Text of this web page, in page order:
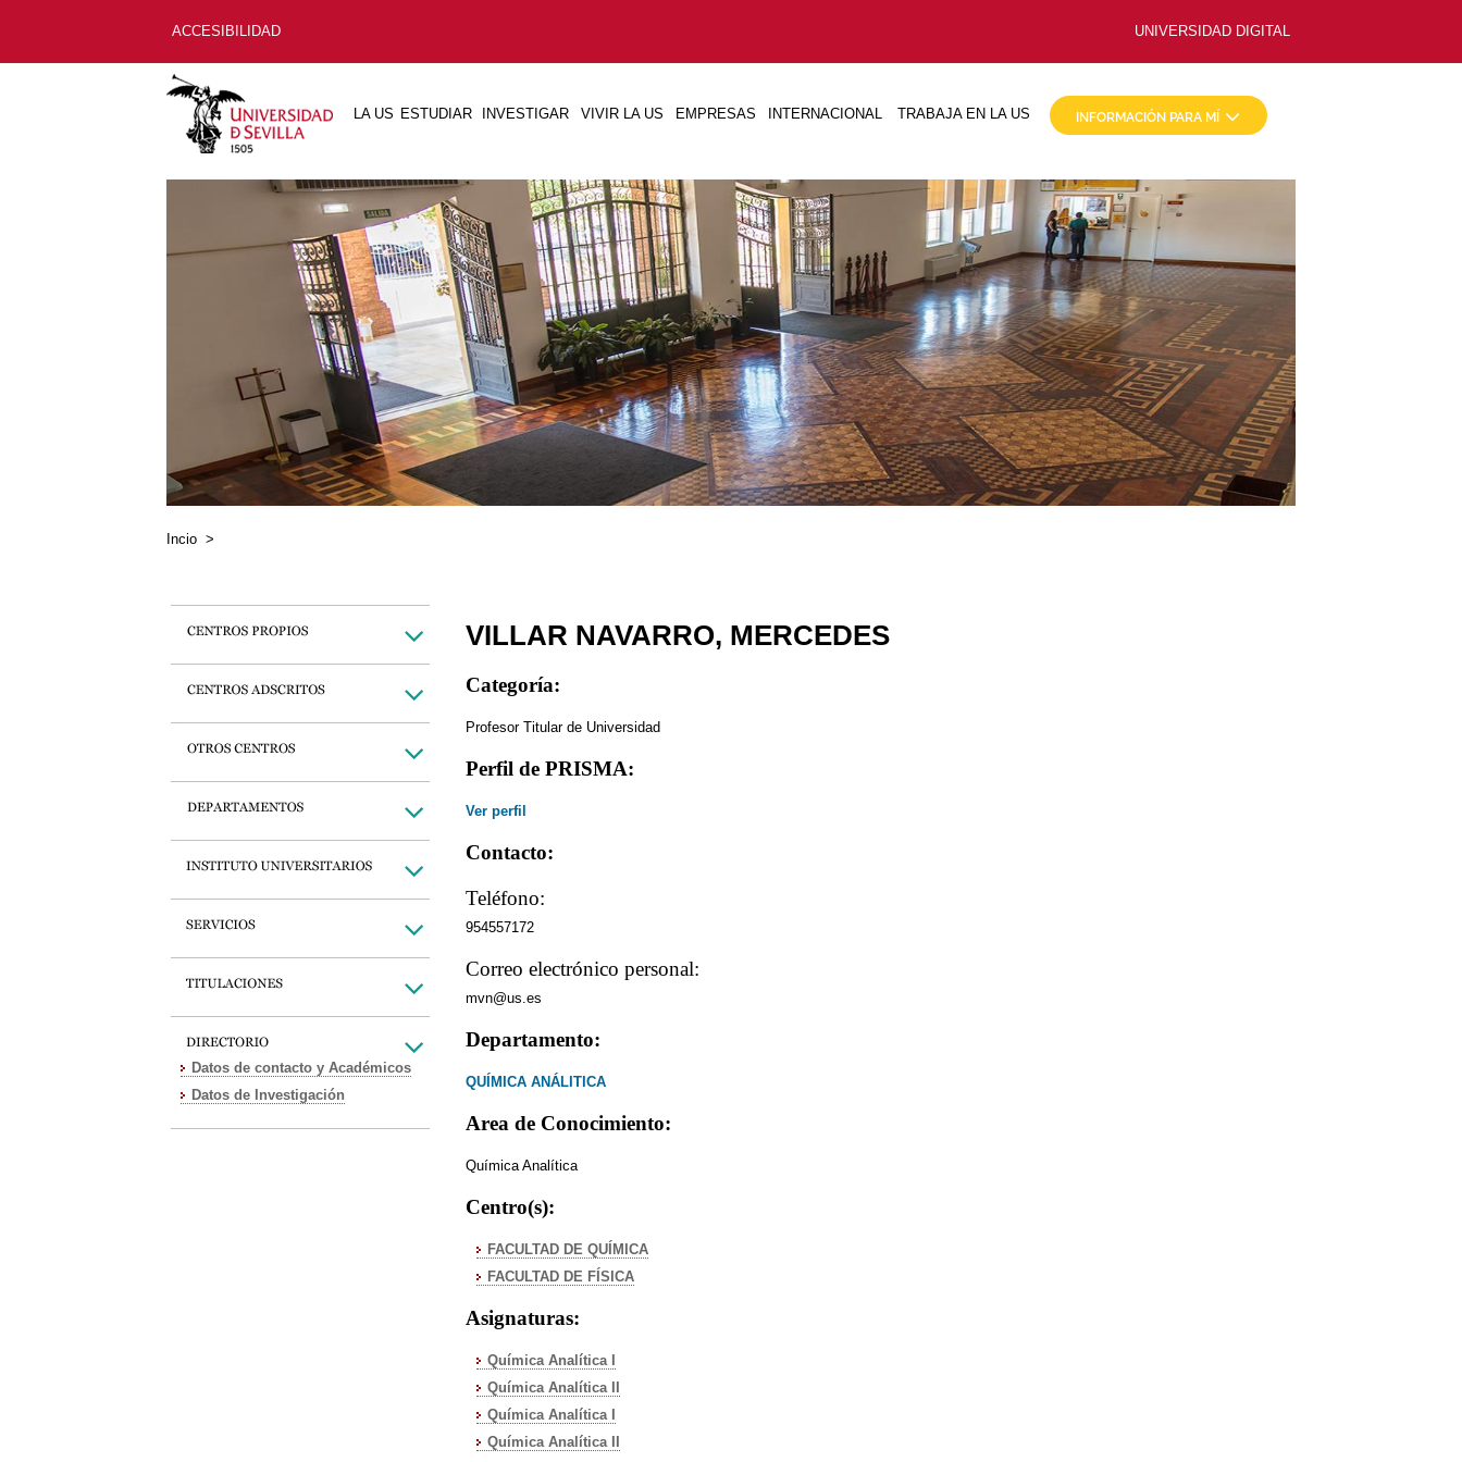
ACCESIBILIDAD UNIVERSIDAD DIGITAL
LA US ESTUDIAR INVESTIGAR VIVIR LA US EMPRESAS INTERNACIONAL TRABAJA EN LA US
Incio >
Datos de contacto y Académicos
Datos de Investigación
VILLAR NAVARRO, MERCEDES
Categoría:
Profesor Titular de Universidad
Perfil de PRISMA:
Ver perfil
Contacto:
Teléfono:
954557172
Correo electrónico personal:
mvn@us.es
Departamento:
QUÍMICA ANÁLITICA
Area de Conocimiento:
Química Analítica
Centro(s):
FACULTAD DE QUÍMICA
FACULTAD DE FÍSICA
Asignaturas:
Química Analítica I
Química Analítica II
Química Analítica I
Química Analítica II